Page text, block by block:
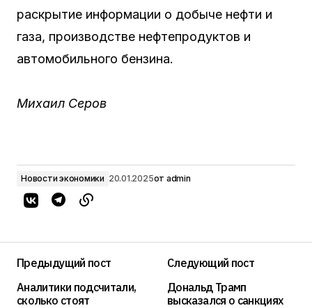
раскрытие информации о добыче нефти и
газа, производстве нефтепродуктов и
автомобильного бензина.
Михаил Серов
Новости экономики 20.01.2025от admin
Предыдущий пост
Аналитики подсчитали,
сколько стоят
Следующий пост
Дональд Трамп
высказался о санкциях